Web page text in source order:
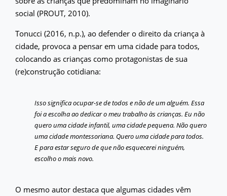
social (PROUT, 2010).
Tonucci (2016, n.p.), ao defender o direito da criança à
cidade, provoca a pensar em uma cidade para todos,
colocando as crianças como protagonistas de sua
(re)construção cotidiana:
Isso significa ocupar-se de todos e não de um alguém. Essa
foi a escolha ao dedicar o meu trabalho às crianças. Eu não
quero uma cidade infantil, uma cidade pequena. Não quero
uma cidade montessoriana. Quero uma cidade para todos.
E para estar seguro de que não esquecerei ninguém,
escolho o mais novo.
O mesmo autor destaca que algumas cidades vêm